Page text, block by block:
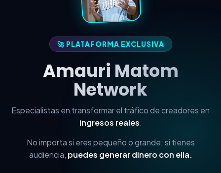
🚀 PLATAFORMA EXCLUSIVA
Amauri Matom
Network
Especialistas en transformar el tráfico de creadores en
ingresos reales.
No importa si eres pequeño o grande: si tienes
audiencia, puedes generar dinero con ella.